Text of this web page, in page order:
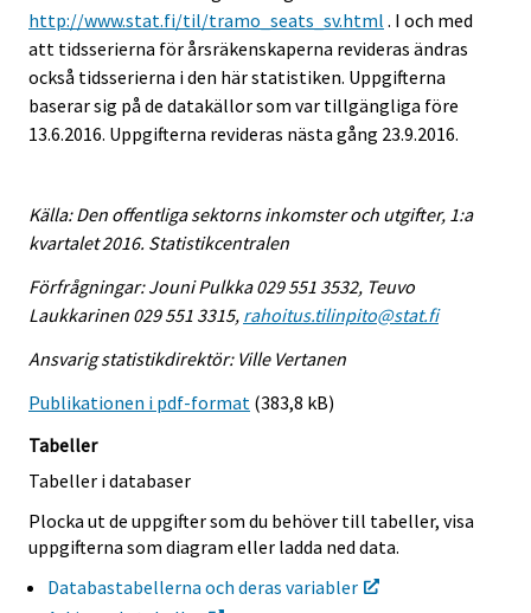
http://www.stat.fi/til/tramo_seats_sv.html . I och med
att tidsserierna för årsräkenskaperna revideras ändras
också tidsserierna i den här statistiken. Uppgifterna
baserar sig på de datakällor som var tillgängliga före
13.6.2016. Uppgifterna revideras nästa gång 23.9.2016.
Källa: Den offentliga sektorns inkomster och utgifter, 1:a
kvartalet 2016. Statistikcentralen
Förfrågningar: Jouni Pulkka 029 551 3532, Teuvo
Laukkarinen 029 551 3315, rahoitus.tilinpito@stat.fi
Ansvarig statistikdirektör: Ville Vertanen
Publikationen i pdf-format (383,8 kB)
Tabeller
Tabeller i databaser
Plocka ut de uppgifter som du behöver till tabeller, visa
uppgifterna som diagram eller ladda ned data.
Databastabellerna och deras variabler